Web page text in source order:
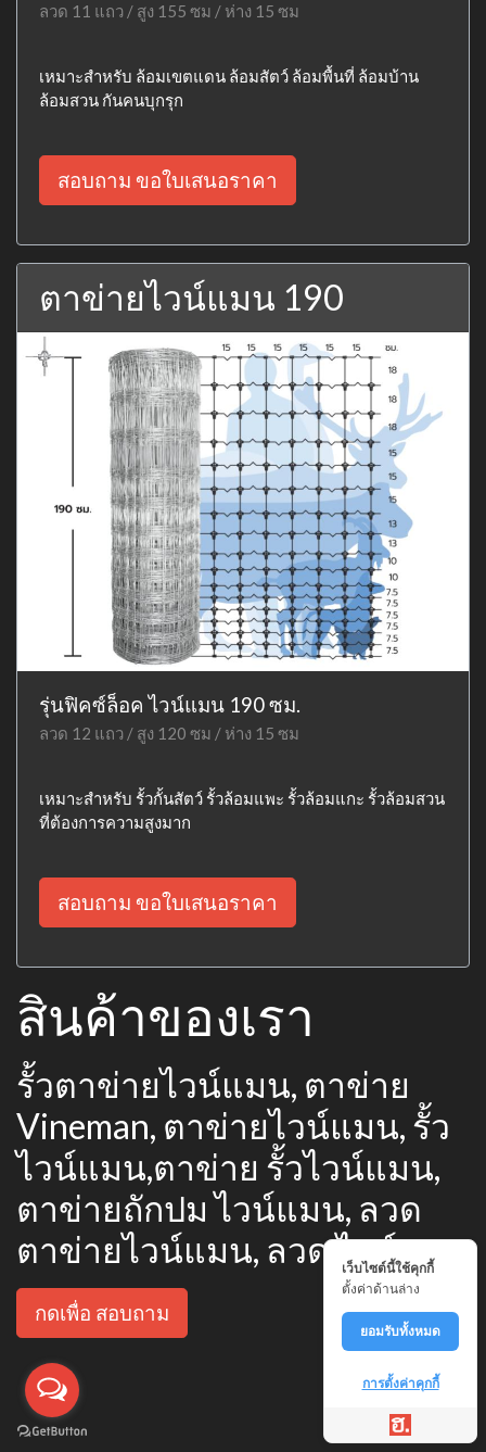
ลวด 11 แถว / สูง 155 ซม / ห่าง 15 ซม
เหมาะสำหรับ ล้อมเขตแดน ล้อมสัตว์ ล้อมพื้นที่ ล้อมบ้าน
ล้อมสวน กันคนบุกรุก
สอบถาม ขอใบเสนอราคา
ตาข่ายไวน์แมน 190
รุ่นฟิคซ์ล็อค ไวน์แมน 190 ซม.
ลวด 12 แถว / สูง 120 ซม / ห่าง 15 ซม
เหมาะสำหรับ รั้วกั้นสัตว์ รั้วล้อมแพะ รั้วล้อมแกะ รั้วล้อมสวน
ที่ต้องการความสูงมาก
สอบถาม ขอใบเสนอราคา
สินค้าของเรา
รั้วตาข่ายไวน์แมน, ตาข่าย
Vineman, ตาข่ายไวน์แมน, รั้ว
ไวน์แมน,ตาข่าย รั้วไวน์แมน,
ตาข่ายถักปม ไวน์แมน, ลวด
ตาข่ายไวน์แมน, ลวด ไวน์แมน
กดเพื่อ สอบถาม
เว็บไซต์นี้ใช้คุกกี้
ตั้งค่าด้านล่าง
ยอมรับทั้งหมด
การตั้งค่าคุกกี้